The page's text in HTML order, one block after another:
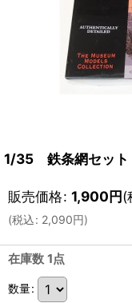
1/35 鉄条網セット
販売価格: 1,900円(
(税込: 2,090円)
在庫数 1点
数量: